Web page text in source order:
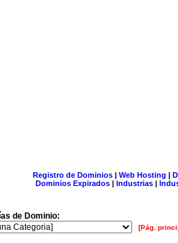
Registro de Dominios| Web Hosting |
Dominios Expirados | Industrias |
de Dominio:
[Pág.